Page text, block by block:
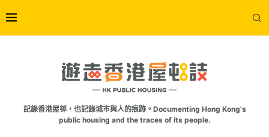
記錄香港屋邨，也記錄城市與人的痕跡。Documenting Hong Kong's
public housing and the traces of its people.